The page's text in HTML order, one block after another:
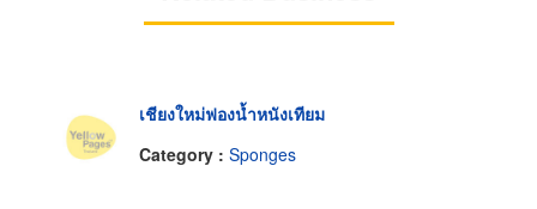
เชียงใหม่ฟองน้ำหนังเทียม
Category : Sponges